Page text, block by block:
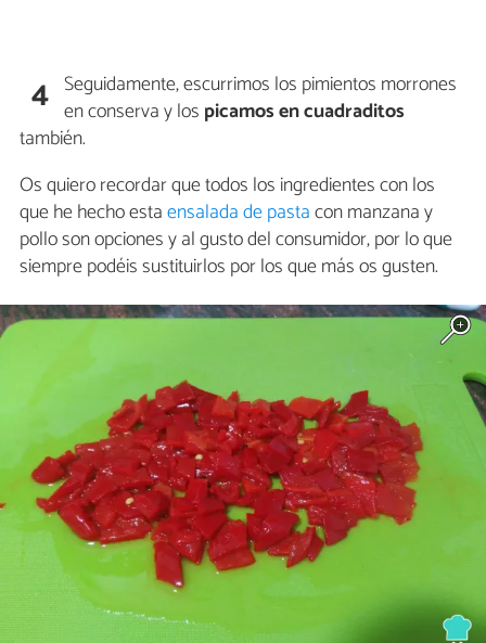
4 Seguidamente, escurrimos los pimientos morrones
en conserva y los picamos en cuadraditos
también.
Os quiero recordar que todos los ingredientes con los
que he hecho estaensalada de pastacon manzana y
pollo son opciones y al gusto del consumidor, por lo que
siempre podéis sustituirlos por los que más os gusten.